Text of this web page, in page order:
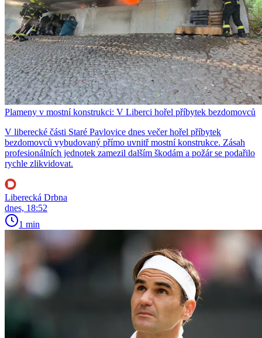
Plameny v mostní konstrukci: V Liberci hořel příbytek bezdomovců
V liberecké části Staré Pavlovice dnes večer hořel příbytek
bezdomovců vybudovaný přímo uvnitř mostní konstrukce. Zásah
profesionálních jednotek zamezil dalším škodám a požár se podařilo
rychle zlikvidovat.
Liberecká Drbna
dnes, 18:52
1 min